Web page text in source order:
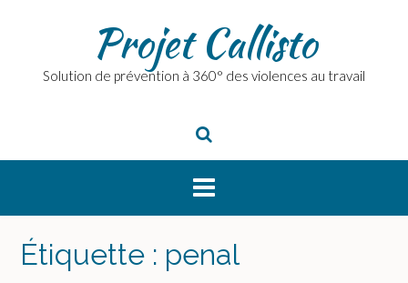
Projet Callisto
Solution de prévention à 360° des violences au travail
Étiquette : penal